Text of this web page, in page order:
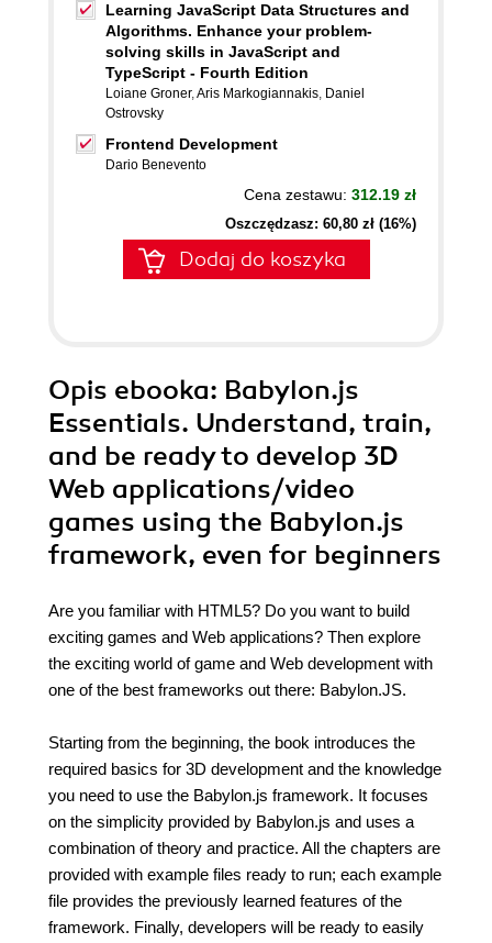
Learning JavaScript Data Structures and
Algorithms. Enhance your problem-
solving skills in JavaScript and
TypeScript - Fourth Edition
Loiane Groner,Aris Markogiannakis, Daniel
Ostrovsky
Frontend Development
Dario Benevento
Cena zestawu: 312.19 zł
Oszczędzasz: 60,80 zł (16%)
Dodaj do koszyka
Opis ebooka: Babylon.js
Essentials. Understand, train,
and be ready to develop 3D
Web applications/video
games using the Babylon.js
framework, even for beginners
Are you familiar with HTML5? Do you want to build
exciting games and Web applications? Then explore
the exciting world of game and Web development with
one of the best frameworks out there: Babylon.JS.
Starting from the beginning, the book introduces the
required basics for 3D development and the knowledge
you need to use the Babylon.js framework. It focuses
on the simplicity provided by Babylon.js and uses a
combination of theory and practice. All the chapters are
provided with example files ready to run; each example
file provides the previously learned features of the
framework. Finally, developers will be ready to easily